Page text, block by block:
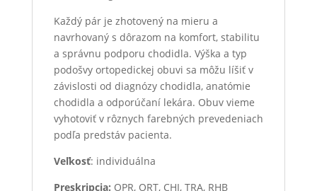
Každý pár je zhotovený na mieru a
navrhovaný s dôrazom na komfort, stabilitu
a správnu podporu chodidla. Výška a typ
podošvy ortopedickej obuvi sa môžu líšiť v
závislosti od diagnózy chodidla, anatómie
chodidla a odporúčaní lekára. Obuv vieme
vyhotoviť v rôznych farebných prevedeniach
podľa predstáv pacienta.
Veľkosť: individuálna
Preskripcia: OPR, ORT, CHI, TRA, RHB